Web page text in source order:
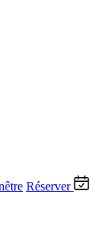
Réserver